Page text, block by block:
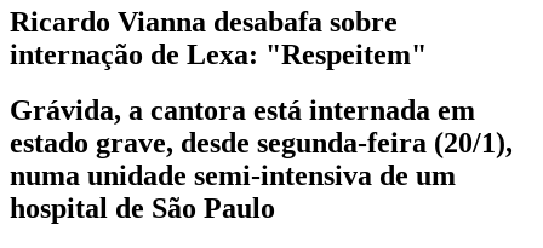
Ricardo Vianna desabafa sobre
internação de Lexa: "Respeitem"
Grávida, a cantora está internada em
estado grave, desde segunda-feira (20/1),
numa unidade semi-intensiva de um
hospital de São Paulo